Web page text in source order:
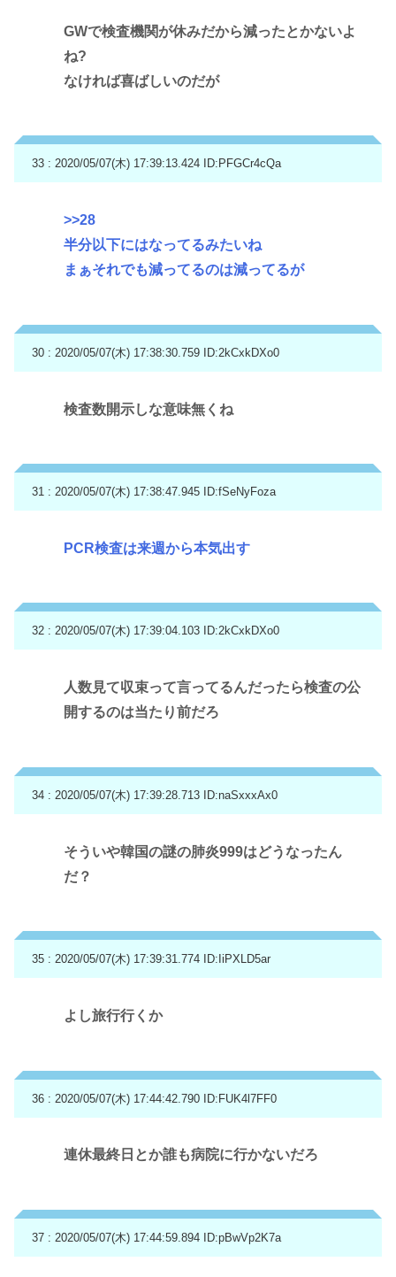
GWで検査機関が休みだから減ったとかないよ
ね?
なければ喜ばしいのだが
33 : 2020/05/07(木) 17:39:13.424 ID:PFGCr4cQa
>>28
半分以下にはなってるみたいね
まぁそれでも減ってるのは減ってるが
30 : 2020/05/07(木) 17:38:30.759 ID:2kCxkDXo0
検査数開示しな意味無くね
31 : 2020/05/07(木) 17:38:47.945 ID:fSeNyFoza
PCR検査は来週から本気出す
32 : 2020/05/07(木) 17:39:04.103 ID:2kCxkDXo0
人数見て収束って言ってるんだったら検査の公
開するのは当たり前だろ
34 : 2020/05/07(木) 17:39:28.713 ID:naSxxxAx0
そういや韓国の謎の肺炎999はどうなったん
だ？
35 : 2020/05/07(木) 17:39:31.774 ID:IiPXLD5ar
よし旅行行くか
36 : 2020/05/07(木) 17:44:42.790 ID:FUK4l7FF0
連休最終日とか誰も病院に行かないだろ
37 : 2020/05/07(木) 17:44:59.894 ID:pBwVp2K7a